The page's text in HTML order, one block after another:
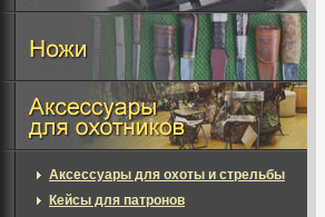
Аксессуары для охоты и стрельбы
Кейсы для патронов